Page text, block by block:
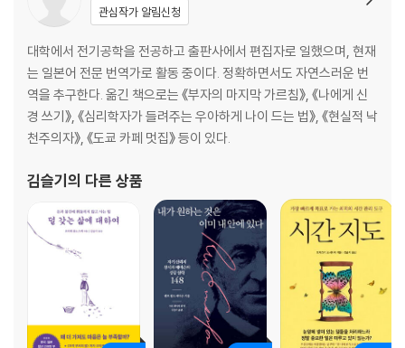
의문 5 자살이나 거짓말은 모두의 법칙이 될 수 있을까?
의문 6 결국 하나의 올바른 ‘정답’이 존재하는 게 아닐까?
의문 7 자살이나 거짓말은 인간을 수단으로 대하는 행동일까?
의문 8 격률이 불변하면 변화들에 제대로 대응할 수 없지 않을까?
의문 9 ‘절대적’, ‘보편적’ 개념을 어떻게 이해하면 좋을까?
의문 10 선택하면 안 되는 직업이 있을까?
의문 11 습관처럼 옳은 일을 하는 것은 진짜 도덕일까?
의문 13 나약함과 불순함이란 무엇인가?
의문 14 근본악이란? 인간은 태어날 때부터 악한 존재일까?
의문 15 의지가 있어도 실천을 못할 수 있지 않을까?
의문 16 악을 선택할 자유도 있을까?
철학 공부 2 칸트는 우리에게 무엇을 요구하는가?
- 사유에서 이제는 행동하는 용기로
관심작가 알림신청
대학에서 전기공학을 전공하고 출판사에서 편집자로 일했으며, 현재
는 일본어 전문 번역가로 활동 중이다. 정확하면서도 자연스러운 번
역을 추구한다. 옮긴 책으로는 《부자의 마지막 가르침》, 《나에게 신
경 쓰기》, 《심리학자가 들려주는 우아하게 나이 드는 법》, 《현실적 낙
천주의자》, 《도쿄 카페 멋집》 등이 있다.
김슬기 의 다른 상품